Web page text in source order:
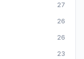
27
26
26
23